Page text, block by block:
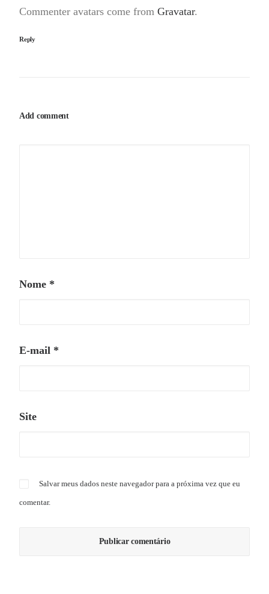
Commenter avatars come from Gravatar.
Reply
Add comment
Nome *
E-mail *
Site
Salvar meus dados neste navegador para a próxima vez que eu
comentar.